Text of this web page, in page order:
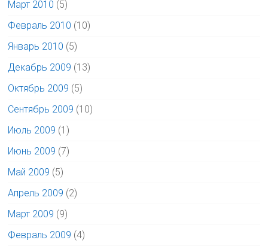
Март 2010 (5)
Февраль 2010 (10)
Январь 2010 (5)
Декабрь 2009 (13)
Октябрь 2009 (5)
Сентябрь 2009 (10)
Июль 2009 (1)
Июнь 2009 (7)
Май 2009 (5)
Апрель 2009 (2)
Март 2009 (9)
Февраль 2009 (4)